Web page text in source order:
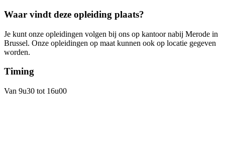
Waar vindt deze opleiding plaats?
Je kunt onze opleidingen volgen bij ons op kantoor nabij Merode in
Brussel. Onze opleidingen op maat kunnen ook op locatie gegeven
worden.
Timing
Van 9u30 tot 16u00